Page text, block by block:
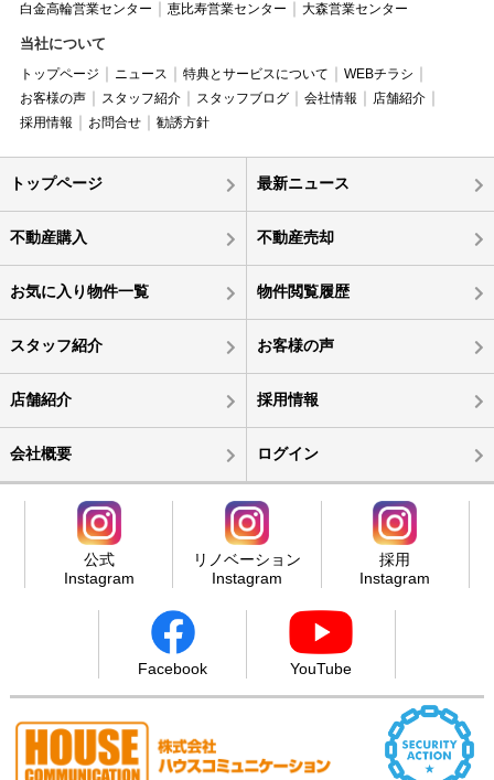
白金高輪営業センター
恵比寿営業センター 大森営業センター
当社について
トップページ ニュース 特典とサービスについて
WEBチラシ
お客様の声
スタッフ紹介 スタッフブログ 会社情報
店舗紹介
採用情報
お問合せ 勧誘方針
トップページ 最新ニュース
不動産購入 不動産売却
お気に入り物件一覧 物件閲覧履歴
スタッフ紹介 お客様の声
店舗紹介 採用情報
会社概要 ログイン
公式
Instagram
リノベーション
Instagram
採用
Instagram
Facebook YouTube